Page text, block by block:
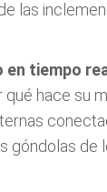
las
en tiempo
qué hace su
góndolas de